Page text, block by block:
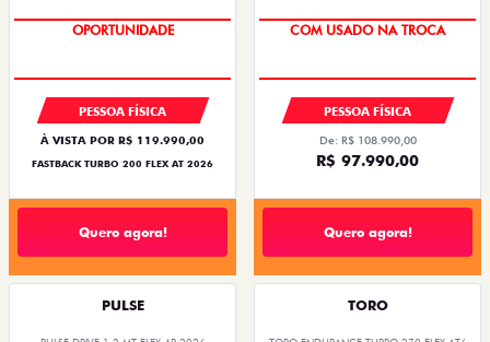
OPORTUNIDADE
PESSOA FÍSICA
À VISTA POR R$ 119.990,00
FASTBACK TURBO 200 FLEX AT 2026
Quero agora!
COM USADO NA TROCA
PESSOA FÍSICA
De: R$ 108.990,00
R$ 97.990,00
Quero agora!
PULSE TORO